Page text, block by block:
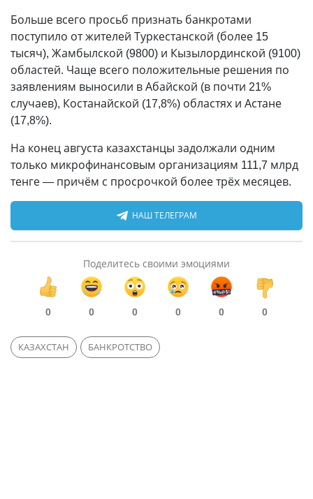
Больше всего просьб признать банкротами
поступило от жителей Туркестанской (более 15
тысяч), Жамбылской (9800) и Кызылординской (9100)
областей. Чаще всего положительные решения по
заявлениям выносили в Абайской (в почти 21%
случаев), Костанайской (17,8%) областях и Астане
(17,8%).
На конец августа казахстанцы задолжали одним
только микрофинансовым организациям 111,7 млрд
тенге — причём с просрочкой более трёх месяцев.
НАШ ТЕЛЕГРАМ
Поделитесь своими эмоциями
0 0 0 0 0 0
КАЗАХСТАН БАНКРОТСТВО